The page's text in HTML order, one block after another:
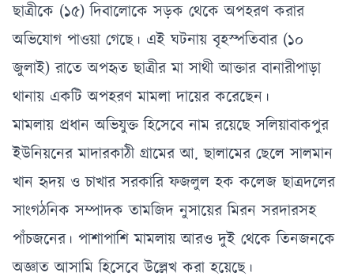
ছাত্রীকে (১৫) দিবালোকে সড়ক থেকে অপহরণ করার
অভিযোগ পাওয়া গেছে। এই ঘটনায় বৃহস্পতিবার (১০
জুলাই) রাতে অপহৃত ছাত্রীর মা সাথী আক্তার বানারীপাড়া
থানায় একটি অপহরণ মামলা দায়ের করেছেন।
মামলায় প্রধান অভিযুক্ত হিসেবে নাম রয়েছে সলিয়াবাকপুর
ইউনিয়নের মাদারকাঠী গ্রামের আ. ছালামের ছেলে সালমান
খান হৃদয় ও চাখার সরকারি ফজলুল হক কলেজ ছাত্রদলের
সাংগঠনিক সম্পাদক তামজিদ নুসায়ের মিরন সরদারসহ
পাঁচজনের। পাশাপাশি মামলায় আরও দুই থেকে তিনজনকে
অজ্ঞাত আসামি হিসেবে উল্লেখ করা হয়েছে।